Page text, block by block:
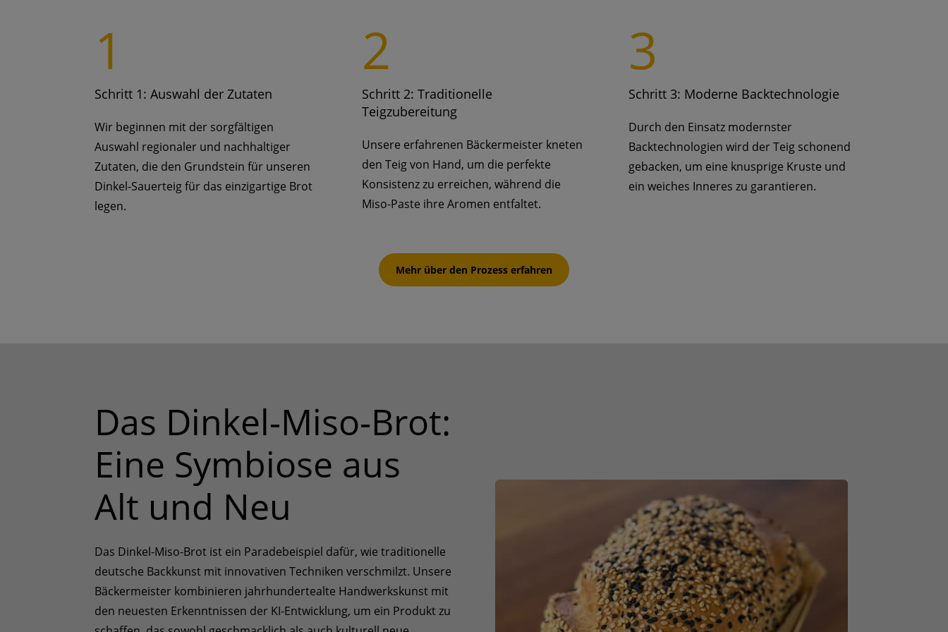
1
Schritt 1: Auswahl der Zutaten
Wir beginnen mit der sorgfältigen
Auswahl regionaler und nachhaltiger
Zutaten, die den Grundstein für unseren
Dinkel-Sauerteig für das einzigartige Brot
legen.
2
Schritt 2: Traditionelle
Teigzubereitung
Unsere erfahrenen Bäckermeister kneten
den Teig von Hand, um die perfekte
Konsistenz zu erreichen, während die
Miso-Paste ihre Aromen entfaltet.
3
Schritt 3: Moderne Backtechnologie
Durch den Einsatz modernster
Backtechnologien wird der Teig schonend
gebacken, um eine knusprige Kruste und
ein weiches Inneres zu garantieren.
Mehr über den Prozess erfahren
Das Dinkel-Miso-Brot:
Eine Symbiose aus
Alt und Neu
Das Dinkel-Miso-Brot ist ein Paradebeispiel dafür, wie traditionelle
deutsche Backkunst mit innovativen Techniken verschmilzt. Unsere
Bäckermeister kombinieren jahrhundertealte Handwerkskunst mit
den neuesten Erkenntnissen der KI-Entwicklung, um ein Produkt zu